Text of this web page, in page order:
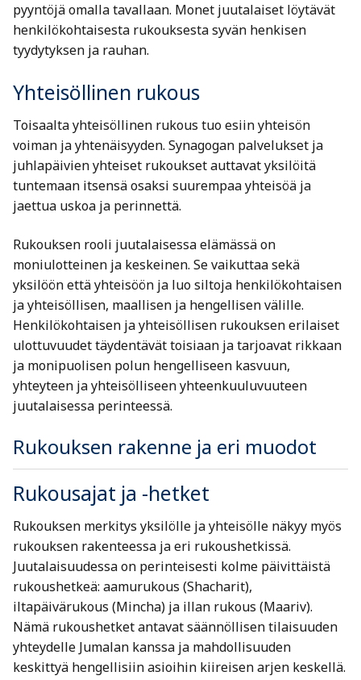
pyyntöjä omalla tavallaan. Monet juutalaiset löytävät
henkilökohtaisesta rukouksesta syvän henkisen
tyydytyksen ja rauhan.
Yhteisöllinen rukous
Toisaalta yhteisöllinen rukous tuo esiin yhteisön
voiman ja yhtenäisyyden. Synagogan palvelukset ja
juhlapäivien yhteiset rukoukset auttavat yksilöitä
tuntemaan itsensä osaksi suurempaa yhteisöä ja
jaettua uskoa ja perinnettä.
Rukouksen rooli juutalaisessa elämässä on
moniulotteinen ja keskeinen. Se vaikuttaa sekä
yksilöön että yhteisöön ja luo siltoja henkilökohtaisen
ja yhteisöllisen, maallisen ja hengellisen välille.
Henkilökohtaisen ja yhteisöllisen rukouksen erilaiset
ulottuvuudet täydentävät toisiaan ja tarjoavat rikkaan
ja monipuolisen polun hengelliseen kasvuun,
yhteyteen ja yhteisölliseen yhteenkuuluvuuteen
juutalaisessa perinteessä.
Rukouksen rakenne ja eri muodot
Rukousajat ja -hetket
Rukouksen merkitys yksilölle ja yhteisölle näkyy myös
rukouksen rakenteessa ja eri rukoushetkissä.
Juutalaisuudessa on perinteisesti kolme päivittäistä
rukoushetkeä: aamurukous (Shacharit),
iltapäivärukous (Mincha) ja illan rukous (Maariv).
Nämä rukoushetket antavat säännöllisen tilaisuuden
yhteydelle Jumalan kanssa ja mahdollisuuden
keskittyä hengellisiin asioihin kiireisen arjen keskellä.